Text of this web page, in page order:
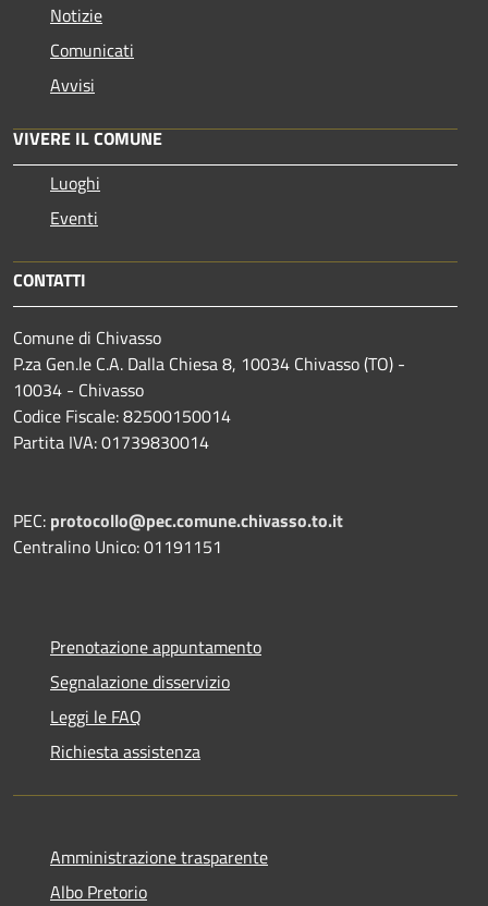
Notizie
Comunicati
Avvisi
VIVERE IL COMUNE
Luoghi
Eventi
CONTATTI
Comune di Chivasso
P.za Gen.le C.A. Dalla Chiesa 8, 10034 Chivasso (TO) -
10034 - Chivasso
Codice Fiscale: 82500150014
Partita IVA: 01739830014
PEC: protocollo@pec.comune.chivasso.to.it
Centralino Unico: 01191151
Prenotazione appuntamento
Segnalazione disservizio
Leggi le FAQ
Richiesta assistenza
Amministrazione trasparente
Albo Pretorio